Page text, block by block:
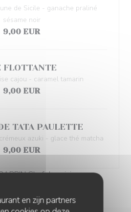
en zijn partners
de Sicile - ganache praliné
sésame noir
9,00 EUR
FLOTTANTE
cajou - caramel tamarin
9,00 EUR
TATA PAULETTE
azuki - glace thé matcha
9,00 EUR
Chef de cuisine